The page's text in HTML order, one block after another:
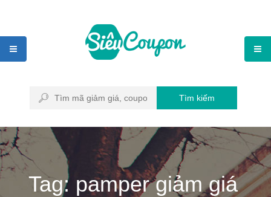
Tìm kiếm
Tag: pamper giảm giá